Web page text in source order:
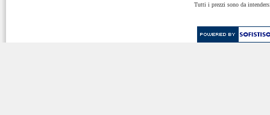
Tutti i prezzi sono da